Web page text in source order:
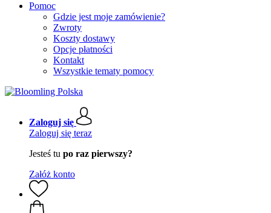
Pomoc
Gdzie jest moje zamówienie?
Zwroty
Koszty dostawy
Opcje płatności
Kontakt
Wszystkie tematy pomocy
Zaloguj się
Zaloguj się teraz
Jesteś tu po raz pierwszy?
Załóż konto